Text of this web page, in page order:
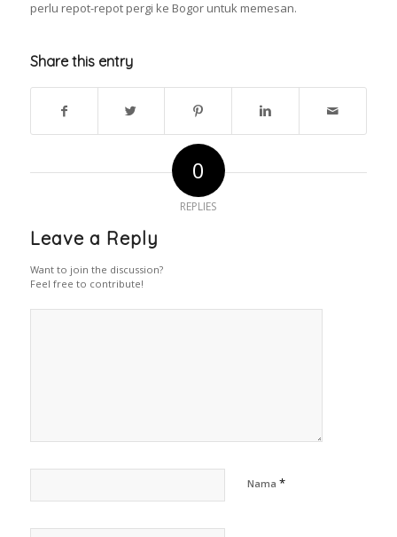
perlu repot-repot pergi ke Bogor untuk memesan.
Share this entry
0
REPLIES
Leave a Reply
Want to join the discussion?
Feel free to contribute!
Nama *